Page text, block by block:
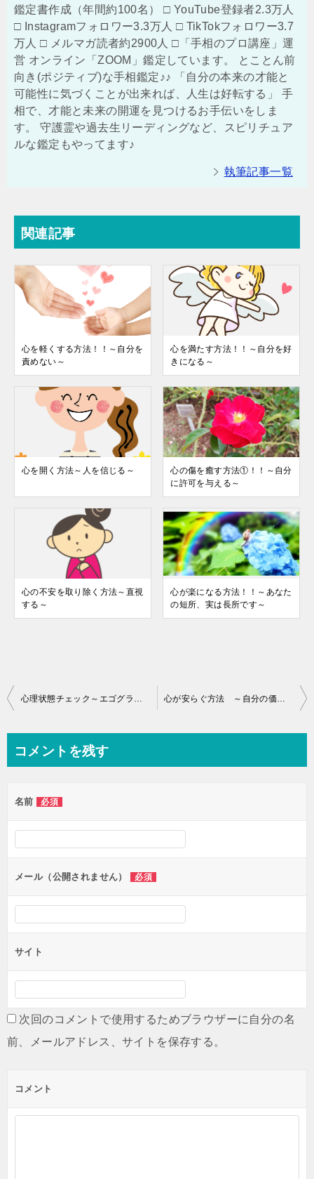
鑑定書作成（年間約100名） □ YouTube登録者2.3万人
□ Instagramフォロワー3.3万人 □ TikTokフォロワー3.7
万人 □ メルマガ読者約2900人 □「手相のプロ講座」運
営 オンライン「ZOOM」鑑定しています。 とことん前
向き(ポジティブ)な手相鑑定♪♪ 「自分の本来の才能と
可能性に気づくことが出来れば、人生は好転する」 手
相で、才能と未来の開運を見つけるお手伝いをしま
す。 守護霊や過去生リーディングなど、スピリチュア
ルな鑑定もやってます♪
執筆記事一覧
関連記事
心を軽くする方法！！～自分を
責めない～
心を満たす方法！！～自分を好
きになる～
心を開く方法～人を信じる～
心の傷を癒す方法①！！～自分
に許可を与える～
心の不安を取り除く方法～直視
する～
心が楽になる方法！！～あなた
の短所、実は長所です～
投
ビ
ー
シ
ン
心理状態チェック～エゴグラム～ 心が安らぐ方法 ～自分の価値観を見直す～
コメントを残す
名前 必須
メール（公開されません） 必須
サイト
次回のコメントで使用するためブラウザーに自分の名
前、メールアドレス、サイトを保存する。
コメント